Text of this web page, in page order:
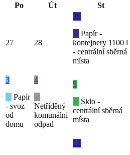
Po Út St
27 28
29
Papír -
kontejnery 1100 l
- centrální sběrná
místa
3
Papír
- svoz
od
domu
4
Netříděný
komunální
odpad
5
Sklo -
centrální sběrná
místa
12